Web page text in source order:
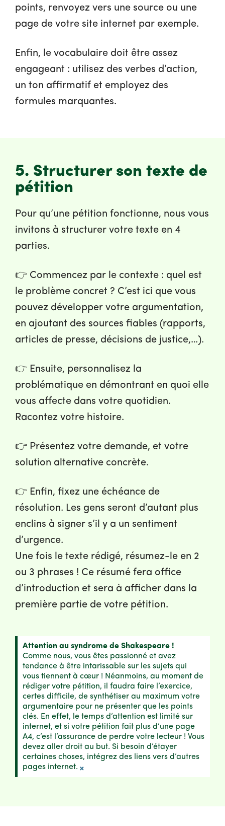
points, renvoyez vers une source ou une
page de votre site internet par exemple.
Enfin, le vocabulaire doit être assez
engageant : utilisez des verbes d’action,
un ton affirmatif et employez des
formules marquantes.
5. Structurer son texte de
pétition
Pour qu’une pétition fonctionne, nous vous
invitons à structurer votre texte en 4
parties.
👉 Commencez par le contexte : quel est
le problème concret ? C’est ici que vous
pouvez développer votre argumentation,
en ajoutant des sources fiables (rapports,
articles de presse, décisions de justice,…).
👉 Ensuite, personnalisez la
problématique en démontrant en quoi elle
vous affecte dans votre quotidien.
Racontez votre histoire.
👉 Présentez votre demande, et votre
solution alternative concrète.
👉 Enfin, fixez une échéance de
résolution. Les gens seront d’autant plus
enclins à signer s’il y a un sentiment
d’urgence.
Une fois le texte rédigé, résumez-le en 2
ou 3 phrases ! Ce résumé fera office
d’introduction et sera à afficher dans la
première partie de votre pétition.
Attention au syndrome de Shakespeare !
Comme nous, vous êtes passionné et avez
tendance à être intarissable sur les sujets qui
vous tiennent à cœur ! Néanmoins, au moment de
rédiger votre pétition, il faudra faire l’exercice,
certes difficile, de synthétiser au maximum votre
argumentaire pour ne présenter que les points
clés. En effet, le temps d’attention est limité sur
internet, et si votre pétition fait plus d’une page
A4, c’est l’assurance de perdre votre lecteur ! Vous
devez aller droit au but. Si besoin d’étayer
certaines choses, intégrez des liens vers d’autres
pages internet. ×